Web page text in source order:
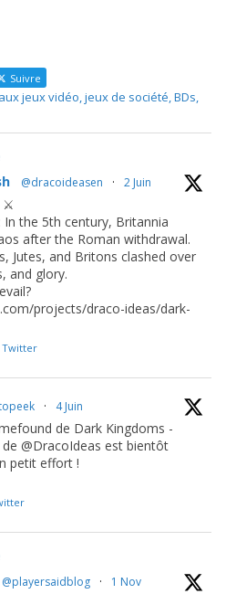
Suivre
jeux vidéo, jeux de société, BDs,
@dracoideasen · 2 Juin
⚔️
In the 5th century, Britannia
after the Roman withdrawal.
Jutes, and Britons clashed over
and glory.
projects/draco-ideas/dark-
Twitter
· 4 Juin
de Dark Kingdoms -
@DracoIdeas est bientôt
petit effort !
@playersaidblog · 1 Nov